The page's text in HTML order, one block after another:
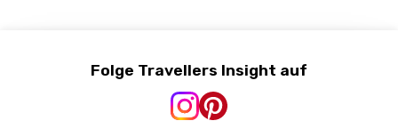
Folge Travellers Insight auf